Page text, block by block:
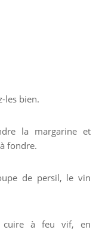
les bien.
la margarine et
fondre.
de persil, le vin
cuire à feu vif, en